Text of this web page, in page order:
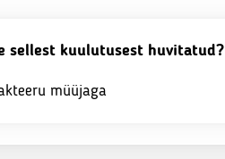
sellest kuulutusest huvitatud?
müüjaga